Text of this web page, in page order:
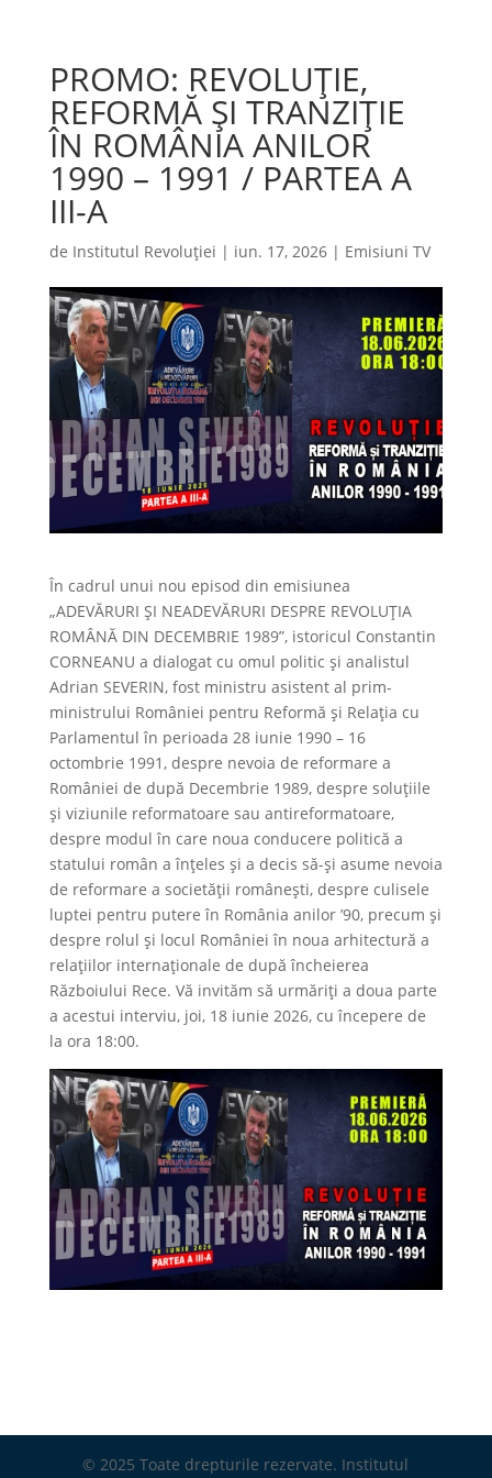
PROMO: REVOLUȚIE,
REFORMĂ ȘI TRANZIȚIE
ÎN ROMÂNIA ANILOR
1990 – 1991 / PARTEA A
III-A
de Institutul Revoluției | iun. 17, 2026| Emisiuni TV
În cadrul unui nou episod din emisiunea
„ADEVĂRURI ȘI NEADEVĂRURI DESPRE REVOLUȚIA
ROMÂNĂ DIN DECEMBRIE 1989”, istoricul Constantin
CORNEANU a dialogat cu omul politic și analistul
Adrian SEVERIN, fost ministru asistent al prim-
ministrului României pentru Reformă și Relația cu
Parlamentul în perioada 28 iunie 1990 – 16
octombrie 1991, despre nevoia de reformare a
României de după Decembrie 1989, despre soluțiile
și viziunile reformatoare sau antireformatoare,
despre modul în care noua conducere politică a
statului român a înțeles și a decis să-și asume nevoia
de reformare a societății românești, despre culisele
luptei pentru putere în România anilor ’90, precum și
despre rolul și locul României în noua arhitectură a
relațiilor internaționale de după încheierea
Războiului Rece. Vă invităm să urmăriți a doua parte
a acestui interviu, joi, 18 iunie 2026, cu începere de
la ora 18:00.
© 2025 Toate drepturile rezervate. Institutul